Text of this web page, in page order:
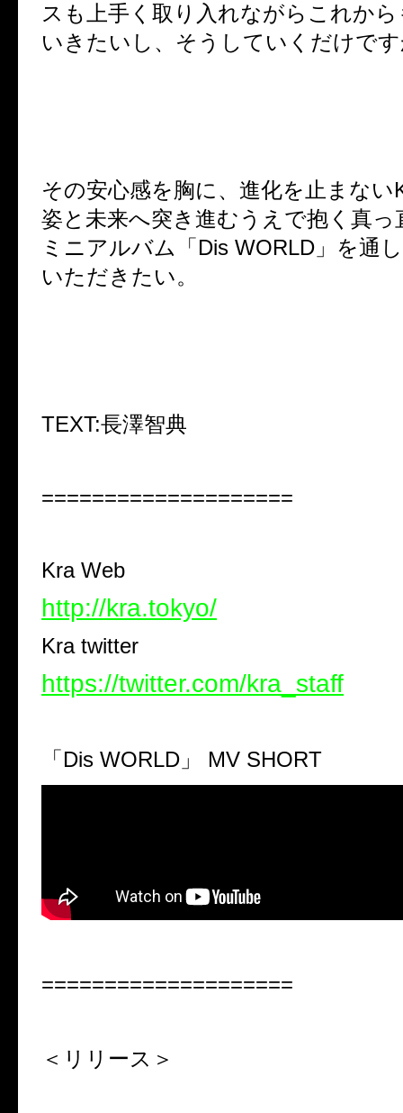
スも上手く取り入れながらこれか
いきたいし、そうしていくだけで
その安心感を胸に、進化を止まない
姿と未来へ突き進むうえで抱く真っ
ミニアルバム「Dis WORLD」を通
いただきたい。
TEXT:長澤智典
====================
Kra Web
http://kra.tokyo/
Kra twitter
https://twitter.com/kra_staff
「Dis WORLD」 MV SHORT
====================
＜リリース＞